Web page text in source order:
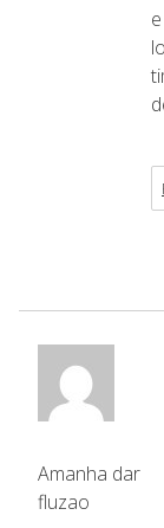
Amanha dar
fluzao